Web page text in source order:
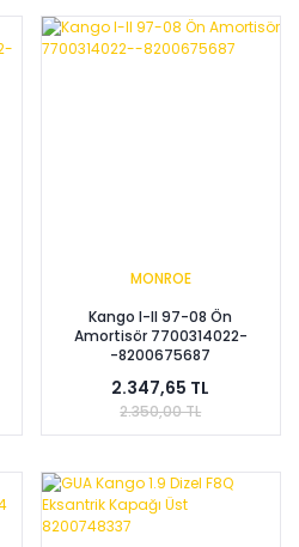
MONROE
Kango I-II 97-08 Ön
Amortisör 7700314022-
-8200675687
2.347,65 TL
2.350,00 TL